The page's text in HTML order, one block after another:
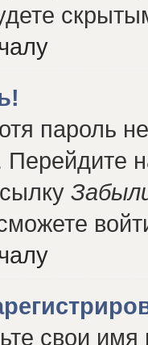
пароль
Перейдите
свои